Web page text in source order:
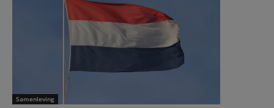
Samenleving